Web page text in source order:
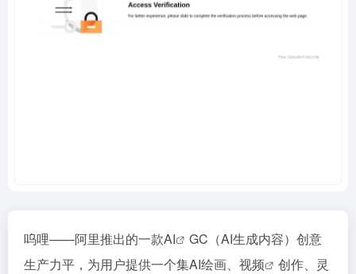
呜哩——阿里推出的一款AI
GC（AI生成内容）创意
生产力平，为用户提供一个集AI绘画、 视频
创作、灵